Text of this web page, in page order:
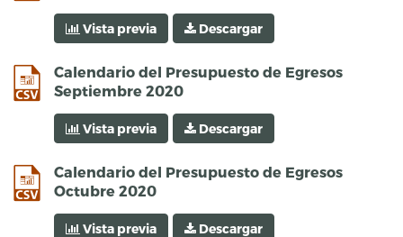
Vista previa Descargar
Calendario del Presupuesto de Egresos
Septiembre 2020
csv
Vista previa Descargar
Calendario del Presupuesto de Egresos
Octubre 2020
csv
Vista previa Descargar